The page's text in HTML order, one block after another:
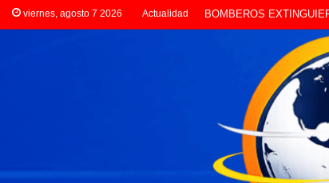
viernes, agosto 7 2026 Actualidad LA POLICÍA INVESTIGA